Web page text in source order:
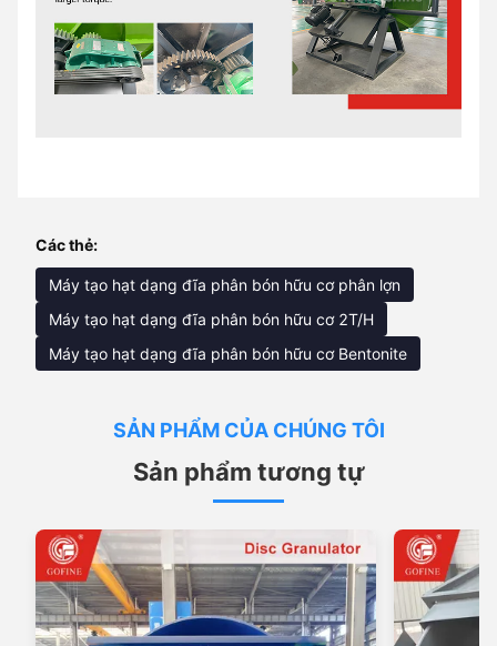
Các thẻ:
Máy tạo hạt dạng đĩa phân bón hữu cơ phân lợn
Máy tạo hạt dạng đĩa phân bón hữu cơ 2T/H
Máy tạo hạt dạng đĩa phân bón hữu cơ Bentonite
SẢN PHẨM CỦA CHÚNG TÔI
Sản phẩm tương tự